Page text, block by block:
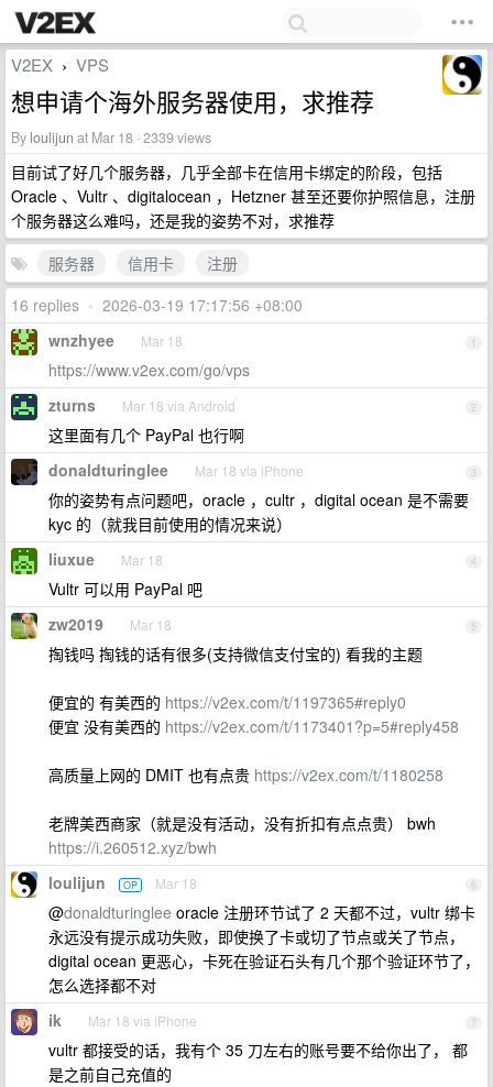
V2EX › VPS
想申请个海外服务器使用，求推荐
By loulijun at Mar 18 · 2339 views
目前试了好几个服务器，几乎全部卡在信用卡绑定的阶段，包括
Oracle 、Vultr 、digitalocean ，Hetzner 甚至还要你护照信息，注册
个服务器这么难吗，还是我的姿势不对，求推荐
服务器
信用卡
注册
16 replies • 2026-03-19 17:17:56 +08:00
1
wnzhyee Mar 18
https://www.v2ex.com/go/vps
2
zturns Mar 18 via Android
这里面有几个 PayPal 也行啊
3
donaldturinglee Mar 18 via iPhone
你的姿势有点问题吧，oracle ，cultr ，digital ocean 是不需要
kyc 的（就我目前使用的情况来说）
4
liuxue Mar 18
Vultr 可以用 PayPal 吧
5
zw2019 Mar 18
掏钱吗 掏钱的话有很多(支持微信支付宝的) 看我的主题
便宜的 有美西的 https://v2ex.com/t/1197365#reply0
便宜 没有美西的 https://v2ex.com/t/1173401?p=5#reply458
高质量上网的 DMIT 也有点贵 https://v2ex.com/t/1180258
老牌美西商家（就是没有活动，没有折扣有点点贵） bwh
https://i.260512.xyz/bwh
6
loulijun OP Mar 18
@donaldturinglee oracle 注册环节试了 2 天都不过，vultr 绑卡
永远没有提示成功失败，即使换了卡或切了节点或关了节点，
digital ocean 更恶心，卡死在验证石头有几个那个验证环节了，
怎么选择都不对
7
ik Mar 18 via iPhone
vultr 都接受的话，我有个 35 刀左右的账号要不给你出了， 都
是之前自己充值的